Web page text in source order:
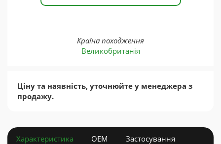
Країна походження
Великобританія
Ціну та наявність, уточнюйте у менеджера з
продажу.
Характеристика OEM Застосування